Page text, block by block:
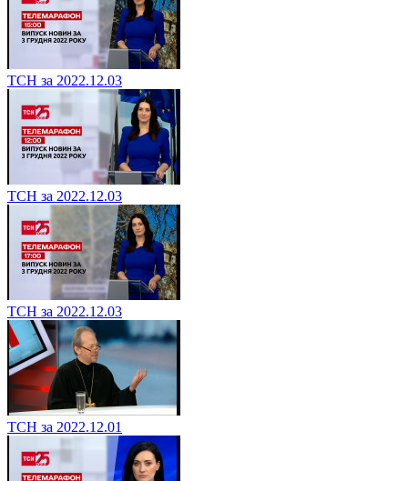
ТСН за 2022.12.03
ТСН за 2022.12.03
ТСН за 2022.12.03
ТСН за 2022.12.01